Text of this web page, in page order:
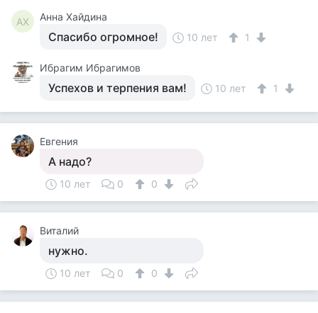
АХ Анна Хайдина
Спасибо огромное! 10 лет 1
Ибрагим Ибрагимов
Успехов и терпения вам! 10 лет 1
Евгения
А надо?
10 лет 0 0
Виталий
нужно.
10 лет 0 0